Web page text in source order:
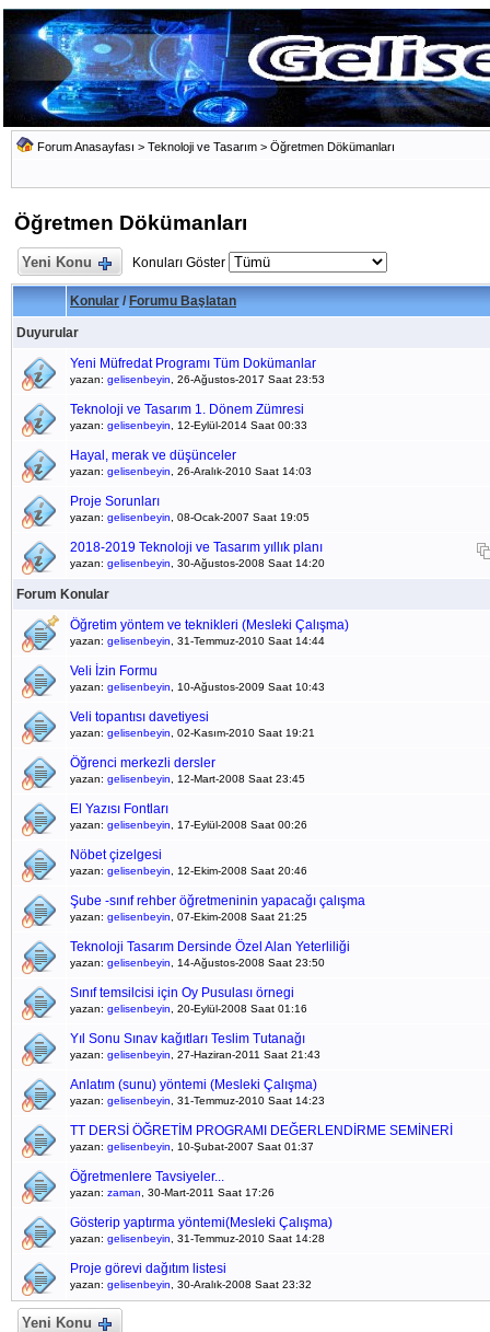
Forum Anasayfası > Teknoloji ve Tasarım > Öğretmen Dökümanları
Öğretmen Dökümanları
Yeni Konu Konuları Göster
Konular / Forumu Başlatan
Duyurular
Yeni Müfredat Programı Tüm Dokümanlar
yazan: gelisenbeyin , 26-Ağustos-2017 Saat 23:53
Teknoloji ve Tasarım 1. Dönem Zümresi
yazan: gelisenbeyin , 12-Eylül-2014 Saat 00:33
Hayal, merak ve düşünceler
yazan: gelisenbeyin , 26-Aralık-2010 Saat 14:03
Proje Sorunları
yazan: gelisenbeyin , 08-Ocak-2007 Saat 19:05
2018-2019 Teknoloji ve Tasarım yıllık planı
yazan: gelisenbeyin , 30-Ağustos-2008 Saat 14:20
Forum Konular
Öğretim yöntem ve teknikleri (Mesleki Çalışma)
yazan: gelisenbeyin , 31-Temmuz-2010 Saat 14:44
Veli İzin Formu
yazan: gelisenbeyin , 10-Ağustos-2009 Saat 10:43
Veli topantısı davetiyesi
yazan: gelisenbeyin , 02-Kasım-2010 Saat 19:21
Öğrenci merkezli dersler
yazan: gelisenbeyin , 12-Mart-2008 Saat 23:45
El Yazısı Fontları
yazan: gelisenbeyin , 17-Eylül-2008 Saat 00:26
Nöbet çizelgesi
yazan: gelisenbeyin , 12-Ekim-2008 Saat 20:46
Şube -sınıf rehber öğretmeninin yapacağı çalışma
yazan: gelisenbeyin , 07-Ekim-2008 Saat 21:25
Teknoloji Tasarım Dersinde Özel Alan Yeterliliği
yazan: gelisenbeyin , 14-Ağustos-2008 Saat 23:50
Sınıf temsilcisi için Oy Pusulası örnegi
yazan: gelisenbeyin , 20-Eylül-2008 Saat 01:16
Yıl Sonu Sınav kağıtları Teslim Tutanağı
yazan: gelisenbeyin , 27-Haziran-2011 Saat 21:43
Anlatım (sunu) yöntemi (Mesleki Çalışma)
yazan: gelisenbeyin , 31-Temmuz-2010 Saat 14:23
TT DERSİ ÖĞRETİM PROGRAMI DEĞERLENDİRME SEMİNERİ
yazan: gelisenbeyin , 10-Şubat-2007 Saat 01:37
Öğretmenlere Tavsiyeler...
yazan: zaman , 30-Mart-2011 Saat 17:26
Gösterip yaptırma yöntemi(Mesleki Çalışma)
yazan: gelisenbeyin , 31-Temmuz-2010 Saat 14:28
Proje görevi dağıtım listesi
yazan: gelisenbeyin , 30-Aralık-2008 Saat 23:32
Yeni Konu